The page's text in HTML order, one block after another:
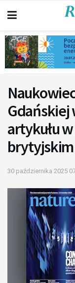
Gdańskiej
artykułu
brytyjskim
30 października 2025